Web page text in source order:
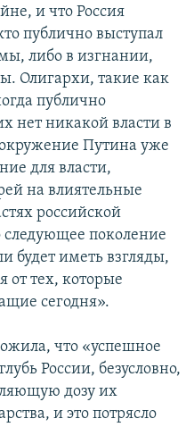
и что Россия
публично выступал
либо в изгнании,
Олигархи, такие как
публично
нет никакой власти в
Путина уже
для власти,
на влиятельные
российской
следующее поколение
будет иметь взгляды,
от тех, которые
сегодня».
что «успешное
России, безусловно,
дозу их
и это потрясло